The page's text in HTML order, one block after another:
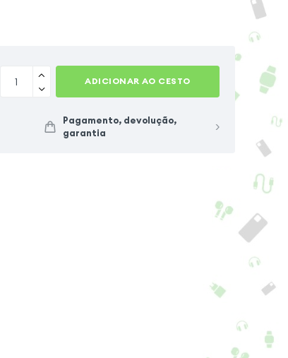
ADICIONAR AO CESTO
Pagamento, devolução,
garantia